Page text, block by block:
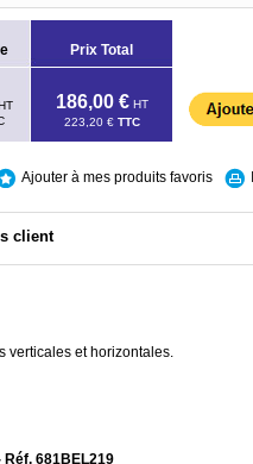
Prix Total
186,00 € HT
223,20 € TTC
Ajouter à mes produits favoris
client
verticales et horizontales.
681BEL219